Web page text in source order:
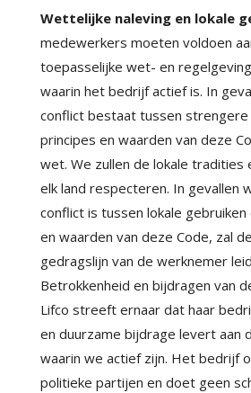
Wettelijke naleving en lokale
medewerkers moeten voldoen
toepasselijke wet- en
waarin het bedrijf actief is. In
conflict bestaat tussen
principes en waarden van deze
wet. We zullen de lokale tradities
elk land respecteren. In gevallen
conflict is tussen lokale
en waarden van deze Code, zal
gedragslijn van de werknemer
Betrokkenheid en bijdragen van
Lifco streeft ernaar dat haar
en duurzame bijdrage levert aan
waarin we actief zijn. Het bedrijf
politieke partijen en doet geen